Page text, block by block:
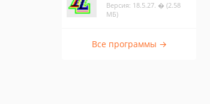
Версия: 18.5.27. � (2.58
МБ)
Все программы →